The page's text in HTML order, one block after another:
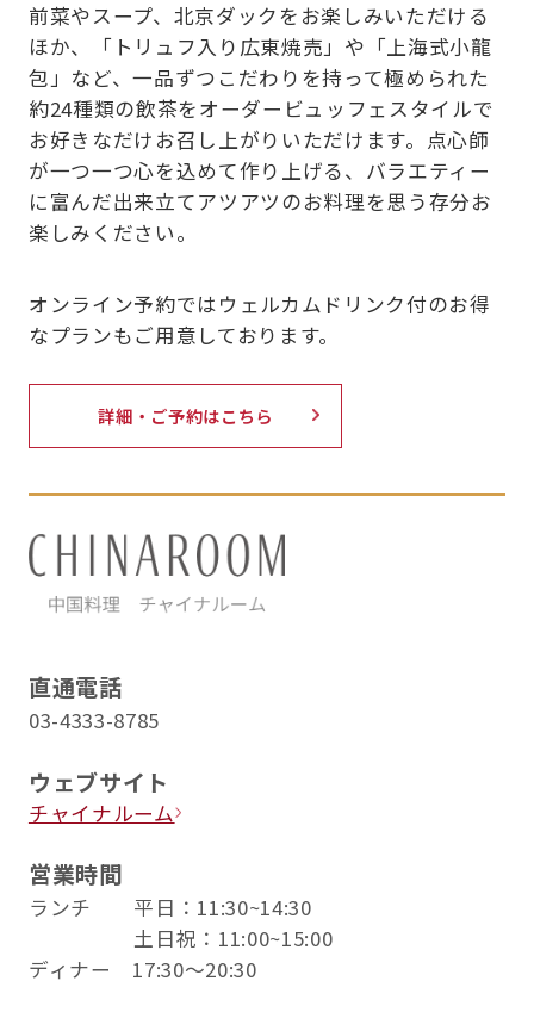
前菜やスープ、北京ダックをお楽しみいただける
ほか、「トリュフ入り広東焼売」や「上海式小龍
包」など、一品ずつこだわりを持って極められた
約24種類の飲茶をオーダービュッフェスタイルで
お好きなだけお召し上がりいただけます。点心師
が一つ一つ心を込めて作り上げる、バラエティー
に富んだ出来立てアツアツのお料理を思う存分お
楽しみください。
オンライン予約ではウェルカムドリンク付のお得
なプランもご用意しております。
詳細・ご予約はこちら
直通電話
03-4333-8785
ウェブサイト
チャイナルーム
営業時間
ランチ 平日：11:30~14:30
土日祝：11:00~15:00
ディナー 17:30～20:30